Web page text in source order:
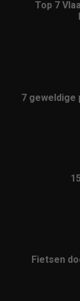
Top 7
7 geweldige
Fietsen